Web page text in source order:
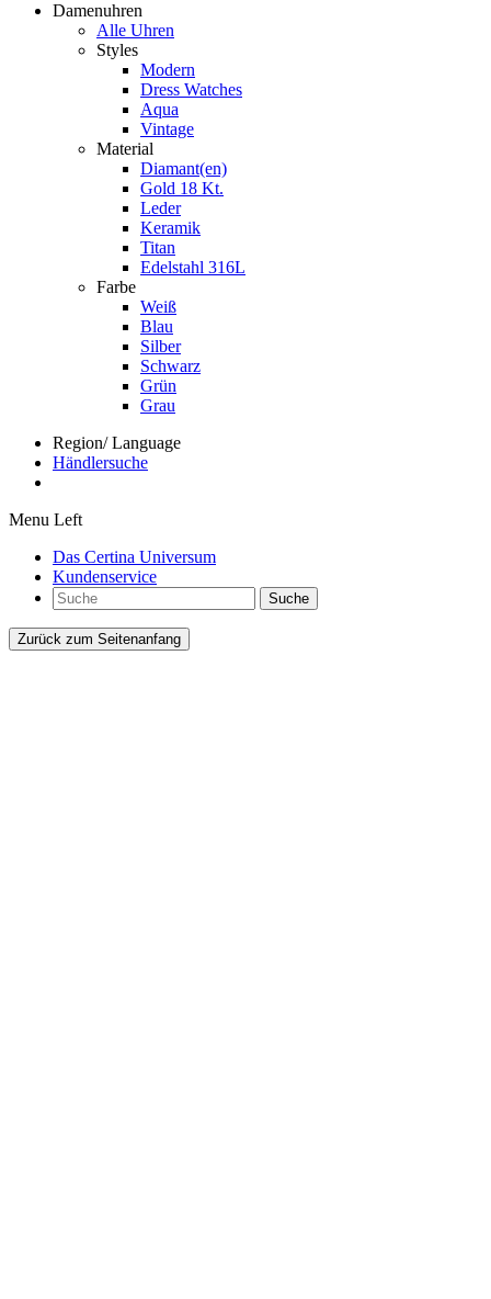
Damenuhren
Alle Uhren
Styles
Modern
Dress Watches
Aqua
Vintage
Material
Diamant(en)
Gold 18 Kt.
Leder
Keramik
Titan
Edelstahl 316L
Farbe
Weiß
Blau
Silber
Schwarz
Grün
Grau
Region/ Language
Händlersuche
Menu Left
Das Certina Universum
Kundenservice
Suche
Zurück zum Seitenanfang